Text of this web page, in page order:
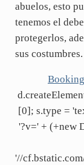
abuelos, esto
tenemos el
protegerlos,
sus costumbres.
[0]; s.type =
'?v=' + (+new
'//